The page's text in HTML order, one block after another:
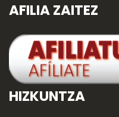
AFILIA ZAITEZ
HIZKUNTZA